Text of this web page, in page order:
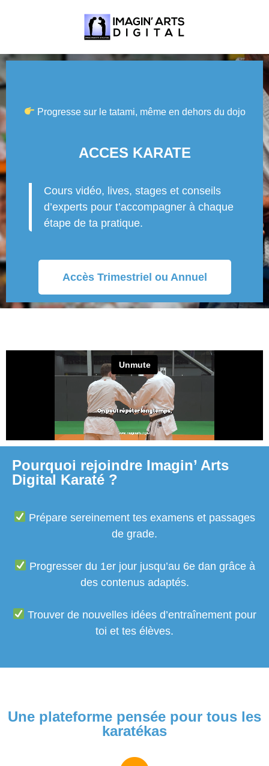
Progresse sur le tatami, même en dehors du dojo
ACCES KARATE
Cours vidéo, lives, stages et conseils
d’experts pour t’accompagner à chaque
étape de ta pratique.
Accès Trimestriel ou Annuel
Pourquoi rejoindre Imagin’ Arts
Digital Karaté ?
Prépare sereinement tes examens et passages
de grade.
Progresser du 1er jour jusqu’au 6e dan grâce à
des contenus adaptés.
Trouver de nouvelles idées d’entraînement pour
toi et tes élèves.
Une plateforme pensée pour tous les
karatékas